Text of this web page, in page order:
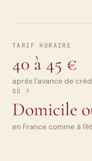
TARIF HORAIRE
40 à 45 €
après l'avance de
OÙ ?
Domicile
en France comme à